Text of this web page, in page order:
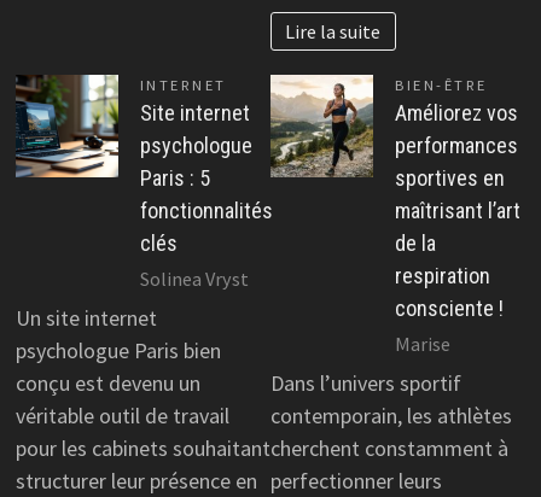
Lire la suite
INTERNET
Site internet
psychologue
Paris : 5
fonctionnalités
clés
Solinea Vryst
Un site internet
psychologue Paris bien
conçu est devenu un
véritable outil de travail
pour les cabinets souhaitant
structurer leur présence en
BIEN-ÊTRE
Améliorez vos
performances
sportives en
maîtrisant l’art
de la
respiration
consciente !
Marise
Dans l’univers sportif
contemporain, les athlètes
cherchent constamment à
perfectionner leurs